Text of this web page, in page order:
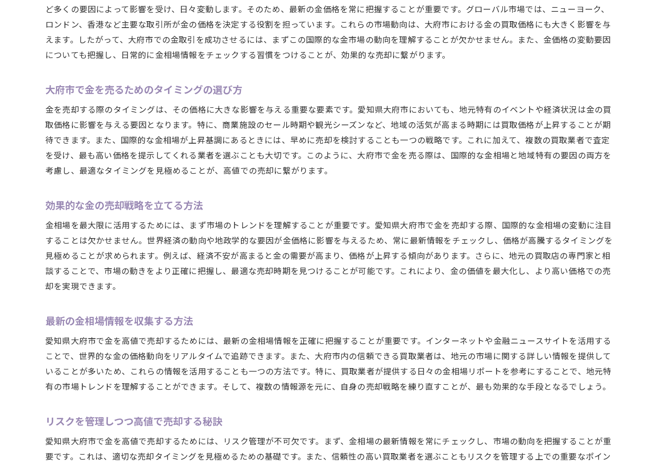
大府市での利益を伸ばすための分析方法
投資利益を引き出すための金相場の見方
金市場での成功を支える情報の活用法
利益を確保するための長期と短期の戦略
ど多くの要因によって影響を受け、日々変動します。そのため、最新の金価格を常に把握することが重要です。グローバル市場では、ニューヨーク、
ロンドン、香港など主要な取引所が金の価格を決定する役割を担っています。これらの市場動向は、大府市における金の買取価格にも大きく影響を与
えます。したがって、大府市での金取引を成功させるには、まずこの国際的な金市場の動向を理解することが欠かせません。また、金価格の変動要因
についても把握し、日常的に金相場情報をチェックする習慣をつけることが、効果的な売却に繋がります。
大府市で金を売るためのタイミングの選び方
金を売却する際のタイミングは、その価格に大きな影響を与える重要な要素です。愛知県大府市においても、地元特有のイベントや経済状況は金の買
取価格に影響を与える要因となります。特に、商業施設のセール時期や観光シーズンなど、地域の活気が高まる時期には買取価格が上昇することが期
待できます。また、国際的な金相場が上昇基調にあるときには、早めに売却を検討することも一つの戦略です。これに加えて、複数の買取業者で査定
を受け、最も高い価格を提示してくれる業者を選ぶことも大切です。このように、大府市で金を売る際は、国際的な金相場と地域特有の要因の両方を
考慮し、最適なタイミングを見極めることが、高値での売却に繋がります。
効果的な金の売却戦略を立てる方法
金相場を最大限に活用するためには、まず市場のトレンドを理解することが重要です。愛知県大府市で金を売却する際、国際的な金相場の変動に注目
することは欠かせません。世界経済の動向や地政学的な要因が金価格に影響を与えるため、常に最新情報をチェックし、価格が高騰するタイミングを
見極めることが求められます。例えば、経済不安が高まると金の需要が高まり、価格が上昇する傾向があります。さらに、地元の買取店の専門家と相
談することで、市場の動きをより正確に把握し、最適な売却時期を見つけることが可能です。これにより、金の価値を最大化し、より高い価格での売
却を実現できます。
最新の金相場情報を収集する方法
愛知県大府市で金を高値で売却するためには、最新の金相場情報を正確に把握することが重要です。インターネットや金融ニュースサイトを活用する
ことで、世界的な金の価格動向をリアルタイムで追跡できます。また、大府市内の信頼できる買取業者は、地元の市場に関する詳しい情報を提供して
いることが多いため、これらの情報を活用することも一つの方法です。特に、買取業者が提供する日々の金相場リポートを参考にすることで、地元特
有の市場トレンドを理解することができます。そして、複数の情報源を元に、自身の売却戦略を練り直すことが、最も効果的な手段となるでしょう。
リスクを管理しつつ高値で売却する秘訣
愛知県大府市で金を高値で売却するためには、リスク管理が不可欠です。まず、金相場の最新情報を常にチェックし、市場の動向を把握することが重
要です。これは、適切な売却タイミングを見極めるための基礎です。また、信頼性の高い買取業者を選ぶこともリスクを管理する上での重要なポイン